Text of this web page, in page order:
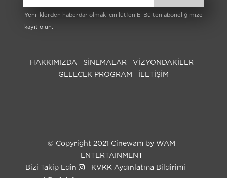
Yeniliklerden haberdar olmak için lütfen E-Bülten aboneliğimize
kayıt olun.
HAKKIMIZDA SİNEMALAR
VIZYONDAKILER
GELECEK PROGRAM
İLETİŞİM
© Copyright 2021 Cinewam by WAM
ENTERTAINMENT
Bizi Takip Edin
KVKK Aydınlatma Bildirimi